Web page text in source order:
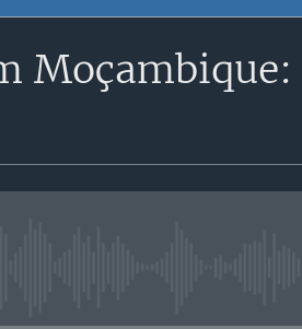
Moçambique: